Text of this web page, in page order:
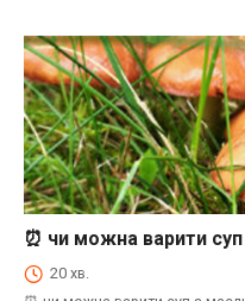
⏰Енциклопедія Coofood. Як
⏰ чи можна варити
20 хв.